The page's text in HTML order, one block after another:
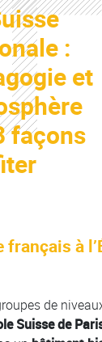
:
et
façons
français à
de
Suisse de